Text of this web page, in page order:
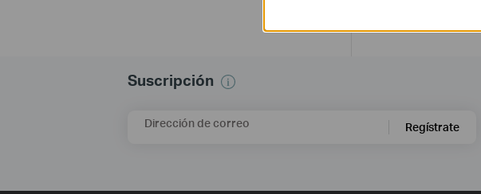
Suscripción
Dirección de correo Regístrate